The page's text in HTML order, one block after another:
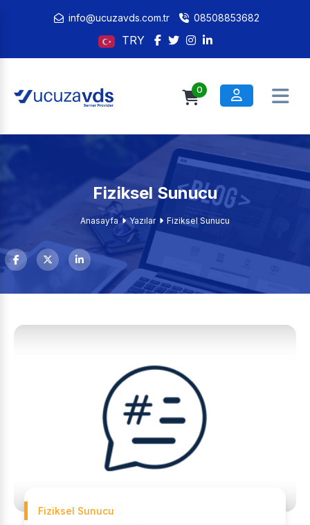
info@ucuzavds.com.tr 08508853682
TRY
0
Fiziksel Sunucu
Anasayfa Yazılar Fiziksel Sunucu
Fiziksel Sunucu